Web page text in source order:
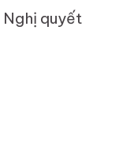
Nghị quyết